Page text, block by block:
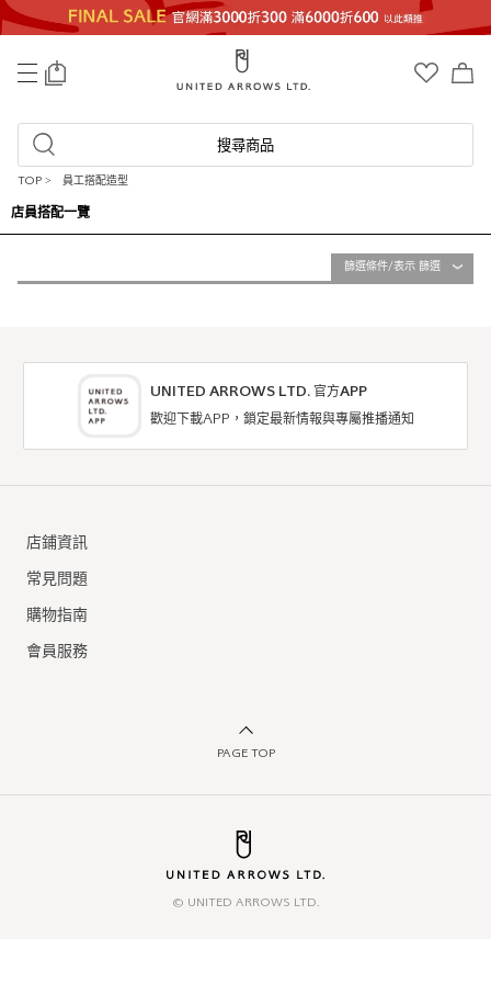
搜尋商品
TOP > 員工搭配造型
店員搭配一覽
篩選條件/表示 篩選
UNITED ARROWS LTD. 官方APP
歡迎下載APP，鎖定最新情報與專屬推播通知
店鋪資訊
常見問題
購物指南
會員服務
PAGE TOP
© UNITED ARROWS LTD.